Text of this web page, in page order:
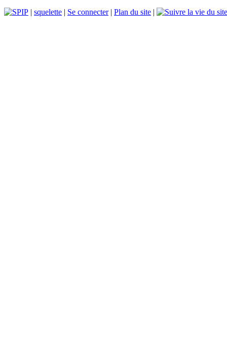
| squelette | Se connecter| Plan du site |